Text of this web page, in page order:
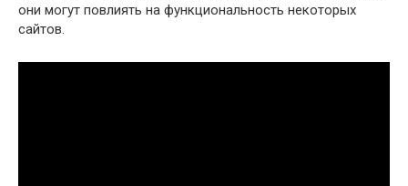
они могут повлиять на функциональность некоторых
сайтов.